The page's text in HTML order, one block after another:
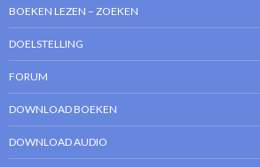
BOEKEN LEZEN – ZOEKEN
DOELSTELLING
FORUM
DOWNLOAD BOEKEN
DOWNLOAD AUDIO